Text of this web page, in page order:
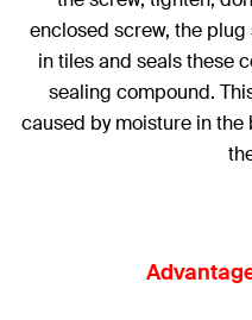
enclosed screw, the
in tiles and seals these
sealing compound.
caused by moisture in